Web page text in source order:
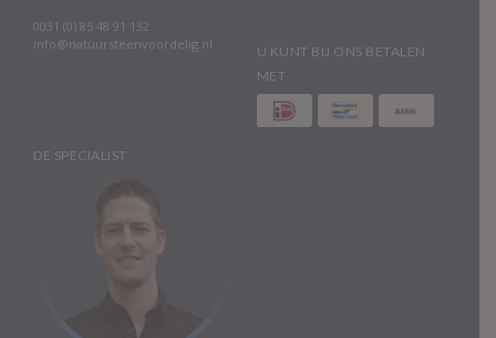
0031 (0) 85 48 91 132
info@natuursteenvoordelig.nl
U KUNT BIJ ONS BETALEN
MET
DE SPECIALIST